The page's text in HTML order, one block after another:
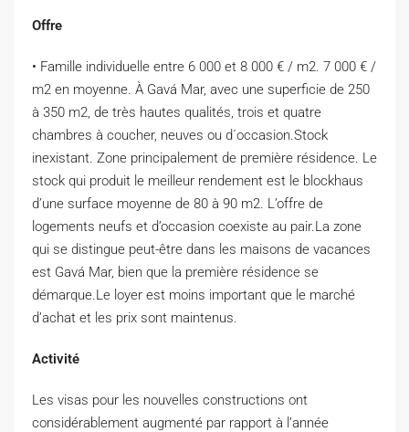
Offre
• Famille individuelle entre 6 000 et 8 000 € / m2. 7 000 € /
m2 en moyenne. À Gavá Mar, avec une superficie de 250
à 350 m2, de très hautes qualités, trois et quatre
chambres à coucher, neuves ou d´occasion.Stock
inexistant. Zone principalement de première résidence. Le
stock qui produit le meilleur rendement est le blockhaus
d’une surface moyenne de 80 à 90 m2. L’offre de
logements neufs et d’occasion coexiste au pair.La zone
qui se distingue peut-être dans les maisons de vacances
est Gavá Mar, bien que la première résidence se
démarque.Le loyer est moins important que le marché
d’achat et les prix sont maintenus.
Activité
Les visas pour les nouvelles constructions ont
considérablement augmenté par rapport à l’année